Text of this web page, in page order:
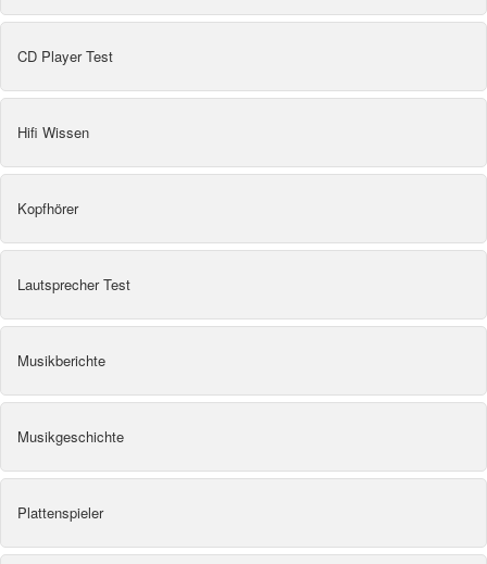
CD Player Test
Hifi Wissen
Kopfhörer
Lautsprecher Test
Musikberichte
Musikgeschichte
Plattenspieler